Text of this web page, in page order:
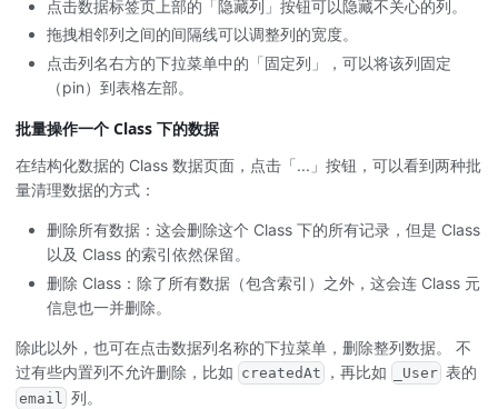
点击数据标签页上部的「隐藏列」按钮可以隐藏不关心的列。
拖拽相邻列之间的间隔线可以调整列的宽度。
点击列名右方的下拉菜单中的「固定列」，可以将该列固定
（pin）到表格左部。
批量操作一个 Class 下的数据
在结构化数据的 Class 数据页面，点击「...」按钮，可以看到两种批
量清理数据的方式：
删除所有数据：这会删除这个 Class 下的所有记录，但是 Class
以及 Class 的索引依然保留。
删除 Class：除了所有数据（包含索引）之外，这会连 Class 元
信息也一并删除。
除此以外，也可在点击数据列名称的下拉菜单，删除整列数据。 不
过有些内置列不允许删除，比如 createdAt ，再比如 _User 表的
email 列。